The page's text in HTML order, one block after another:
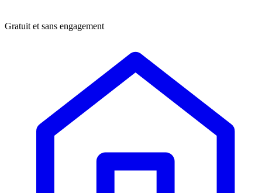
Gratuit et sans engagement